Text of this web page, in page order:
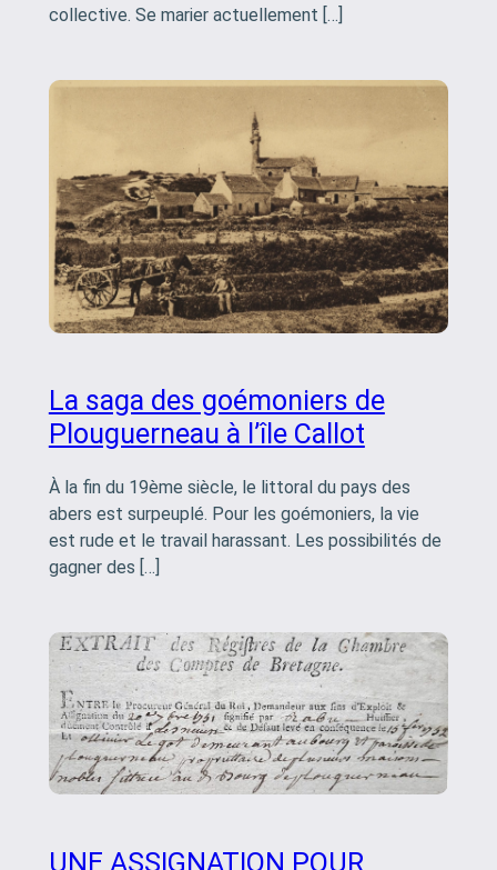
collective. Se marier actuellement […]
La saga des goémoniers de
Plouguerneau à l’île Callot
À la fin du 19ème siècle, le littoral du pays des
abers est surpeuplé. Pour les goémoniers, la vie
est rude et le travail harassant. Les possibilités de
gagner des […]
UNE ASSIGNATION POUR